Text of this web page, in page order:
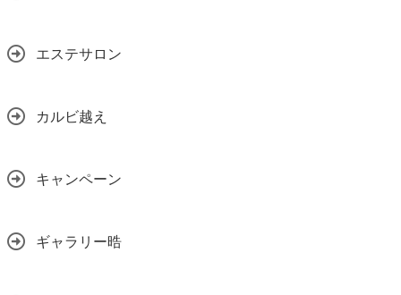
エステサロン
カルビ越え
キャンペーン
ギャラリー晧